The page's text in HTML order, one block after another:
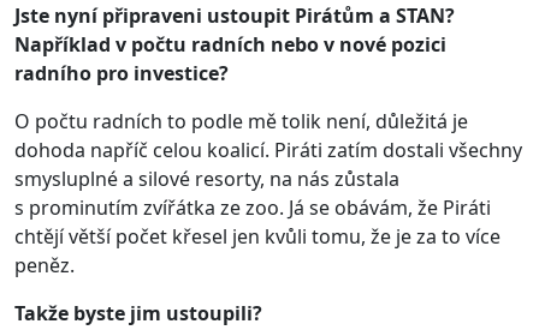
Jste nyní připraveni ustoupit Pirátům a STAN?
Například v počtu radních nebo v nové pozici
radního pro investice?
O počtu radních to podle mě tolik není, důležitá je
dohoda napříč celou koalicí. Piráti zatím dostali všechny
smysluplné a silové resorty, na nás zůstala
s prominutím zvířátka ze zoo. Já se obávám, že Piráti
chtějí větší počet křesel jen kvůli tomu, že je za to více
peněz.
Takže byste jim ustoupili?